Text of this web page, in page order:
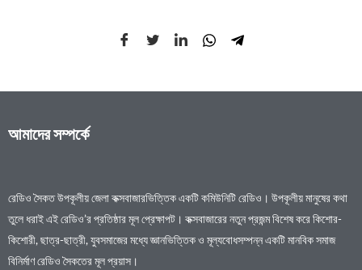
আমাদের সম্পর্কে
রেডিও সৈকত উপকূলীয় জেলা কক্সবাজারভিত্তিক একটি কমিউনিটি রেডিও। উপকূলীয় মানুষের কথা
তুলে ধরাই এই রেডিও’র প্রতিষ্ঠার মূল প্রেক্ষাপট। কক্সবাজারের নতুন প্রজন্ম বিশেষ করে কিশোর-
কিশোরী, ছাত্র-ছাত্রী, যুবসমাজের মধ্যে জ্ঞানভিত্তিক ও মূল্যবোধসম্পন্ন একটি মানবিক সমাজ
বিনির্মাণ রেডিও সৈকতের মূল প্রয়াস।